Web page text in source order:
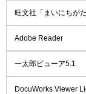
旺文社「まいにちが
Adobe Reader
一太郎ビューア5.1
DocuWorks Viewer